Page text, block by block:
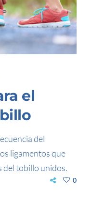
el
del
ligamentos que
del tobillo unidos.
0